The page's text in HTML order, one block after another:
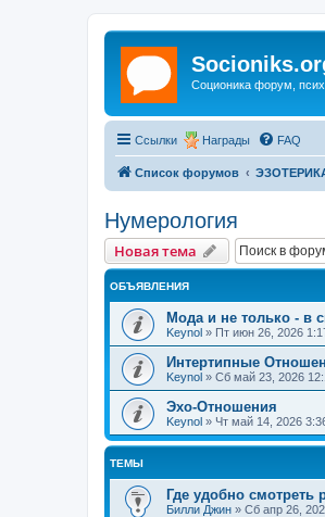
Соционика форум,
Ссылки Награды FAQ
Список форумов
Нумерология
Новая тема
ОБЪЯВЛЕНИЯ
Мода и не только - в
Keynol » Пт июн 26, 2026
Интертипные
Keynol » Сб май 23, 2026
Эхо-Отношения
Keynol » Чт май 14, 2026
ТЕМЫ
Где удобно смотреть
Билли Джин » Сб апр 26,